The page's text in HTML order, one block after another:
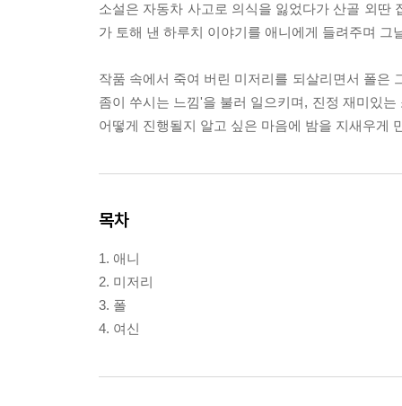
소설은 자동차 사고로 의식을 잃었다가 산골 외딴
가 토해 낸 하루치 이야기를 애니에게 들려주며
작품 속에서 죽여 버린 미저리를 되살리면서 폴은
좀이 쑤시는 느낌'을 불러 일으키며, 진정 재미있
어떻게 진행될지 알고 싶은 마음에 밤을 지새우게
목차
1. 애니
2. 미저리
3. 폴
4. 여신